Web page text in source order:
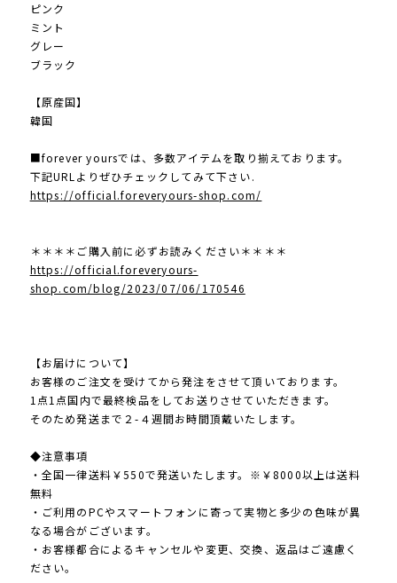
ピンク
ミント
グレー
ブラック
【原産国】
韓国
■forever yoursでは、多数アイテムを取り揃えております。
下記URLよりぜひチェックしてみて下さい.
https://official.foreveryours-shop.com/
＊＊＊＊ご購入前に必ずお読みください＊＊＊＊
https://official.foreveryours-
shop.com/blog/2023/07/06/170546
【お届けについて】
お客様のご注文を受けてから発注をさせて頂いております。
1点1点国内で最終検品をしてお送りさせていただきます。
そのため発送まで２-４週間お時間頂戴いたします。
◆注意事項
・全国一律送料￥550で発送いたします。※￥8000以上は送料
無料
・ご利用のPCやスマートフォンに寄って実物と多少の色味が異
なる場合がございます。
・お客様都合によるキャンセルや変更、交換、返品はご遠慮く
ださい。